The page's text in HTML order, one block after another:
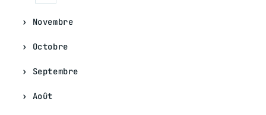
Novembre
Octobre
Septembre
Août